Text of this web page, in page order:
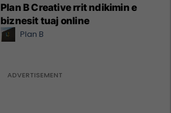
Plan B Creative rrit ndikimin e
biznesit tuaj online
Plan B